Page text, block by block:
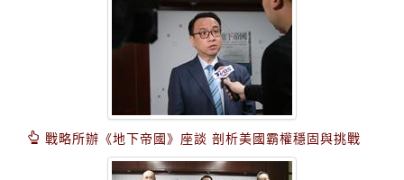
戰略所辦《地下帝國》座談 剖析美國霸權穩固與挑戰